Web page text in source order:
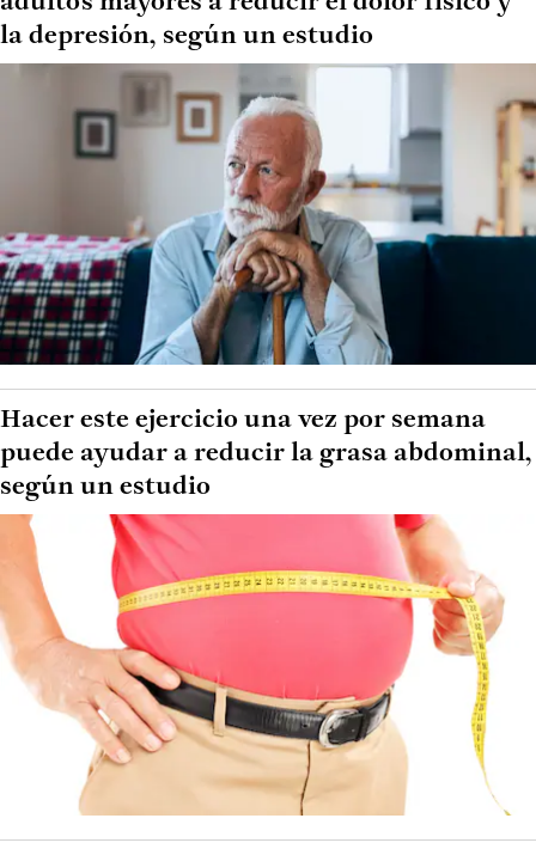
la depresión, según un estudio
Hacer este ejercicio una vez por semana
puede ayudar a reducir la grasa abdominal,
según un estudio